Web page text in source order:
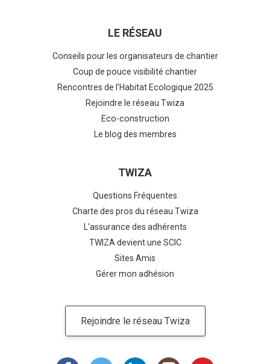
LE RÉSEAU
Conseils pour les organisateurs de chantier
Coup de pouce visibilité chantier
Rencontres de l'Habitat Ecologique 2025
Rejoindre le réseau Twiza
Eco-construction
Le blog des membres
TWIZA
Questions Fréquentes
Charte des pros du réseau Twiza
L'assurance des adhérents
TWIZA devient une SCIC
Sites Amis
Gérer mon adhésion
Rejoindre le réseau Twiza